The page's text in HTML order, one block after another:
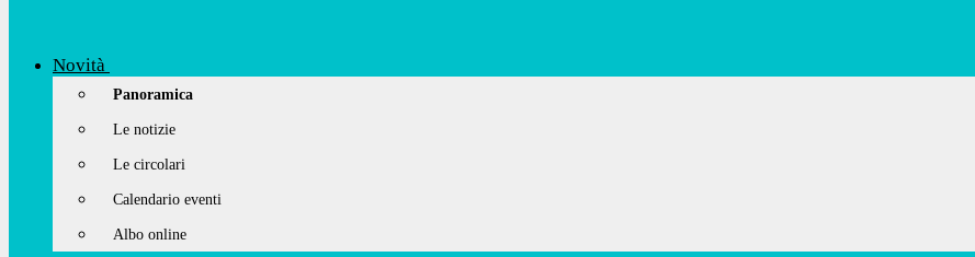
Novità
Panoramica
Le notizie
Le circolari
Calendario eventi
Albo online